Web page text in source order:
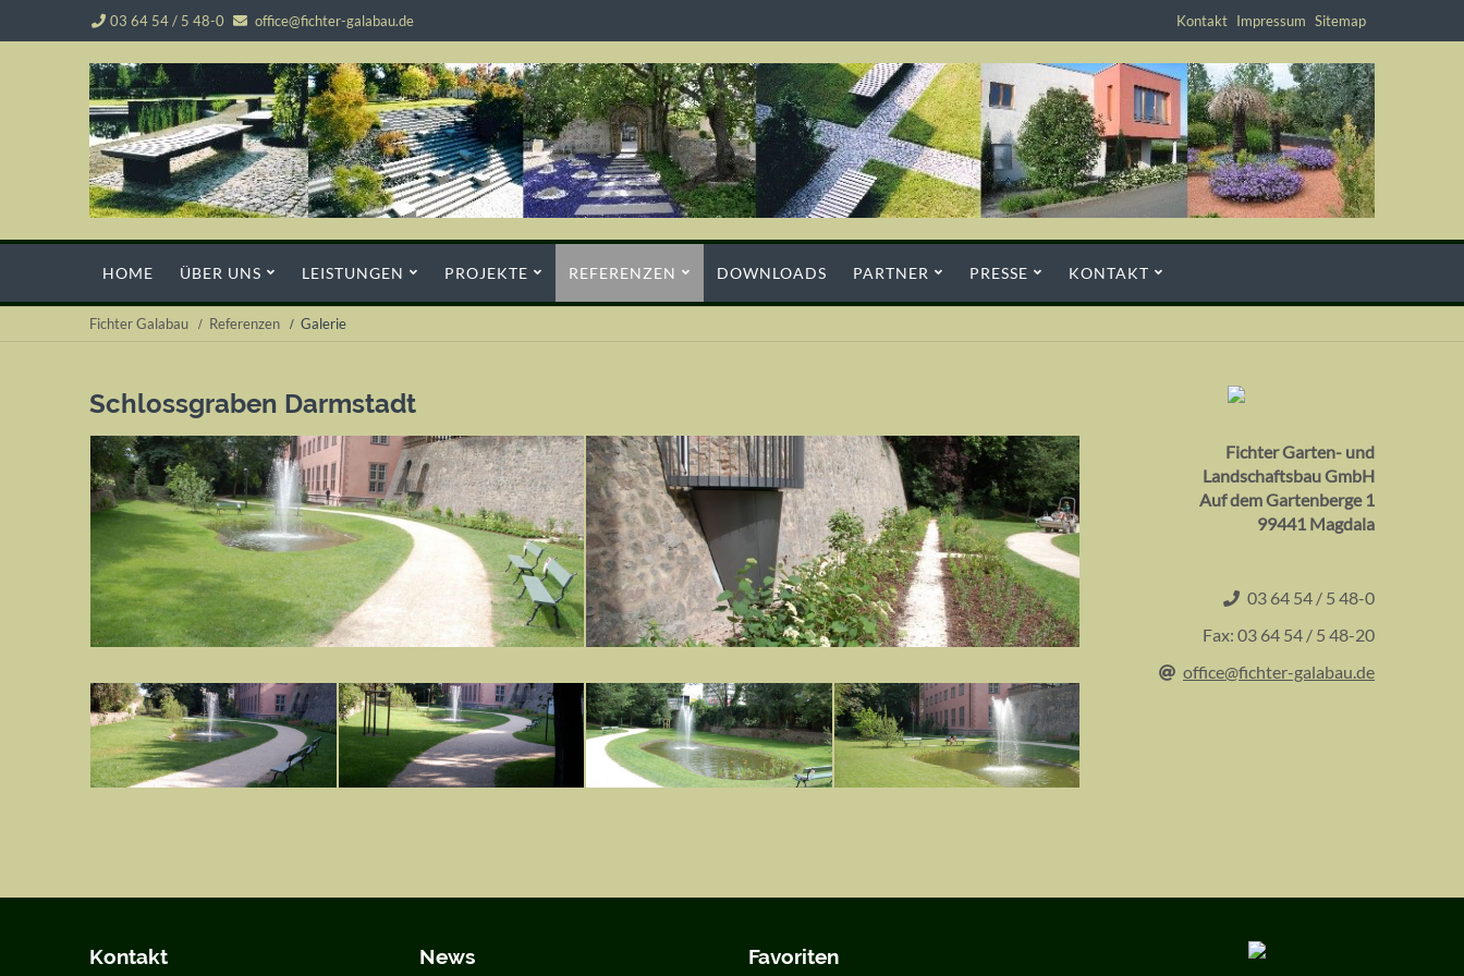
03 64 54 / 5 48-0 office@fichter-galabau.de
Navigation
überspringen
Kontakt Impressum Sitemap
überspringen
HOME ÜBER UNS LEISTUNGEN PROJEKTE REFERENZEN DOWNLOADS PARTNER PRESSE KONTAKT
Fichter Galabau Referenzen Galerie
Schlossgraben Darmstadt
Fichter Garten- und
Landschaftsbau GmbH
Auf dem Gartenberge 1
99441 Magdala
03 64 54 / 5 48-0
Fax: 03 64 54 / 5 48-20
office@fichter-galabau.de
Kontakt News Favoriten